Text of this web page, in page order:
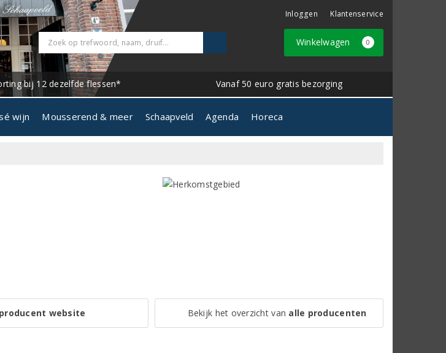
Inloggen Klantenservice
Winkelwagen 0
bij 12 dezelfde flessen* Vanaf 50 euro gratis bezorging
wijn Mousserend & meer Schaapveld Agenda Horeca
producent website Bekijk het overzicht van alle producenten